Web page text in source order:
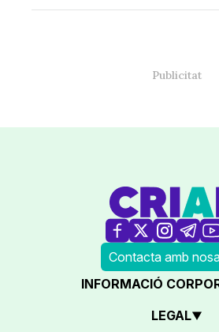
Contacta amb
INFORMACIÓ
LEGAL